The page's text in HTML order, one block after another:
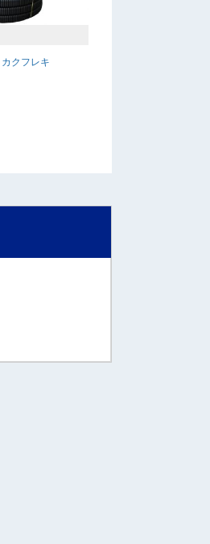
カクフレキ